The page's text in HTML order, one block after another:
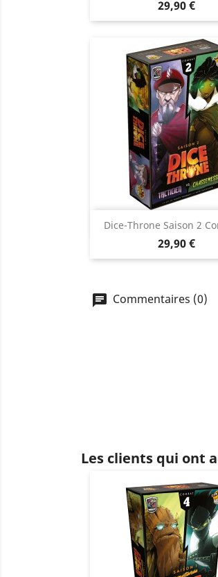
Prix
29,90 €
Dice-Throne Saison 2
Prix
29,90 €
Aperçu
Commentaires (0)
Les clients qui ont